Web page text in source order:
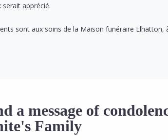
apprécié.
sont aux soins de la Maison funéraire
a message of
Family